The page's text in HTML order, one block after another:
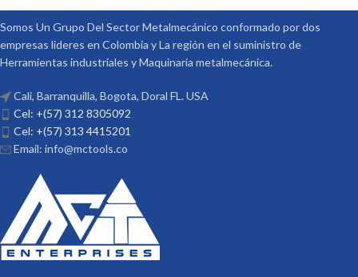
Somos Un Grupo Del Sector Metalmecánico conformado por dos
empresas lideres en Colombia y La región en el suministro de
Herramientas industriales y Maquinaria metalmecánica.
Cali, Barranquilla, Bogota, Doral FL. USA
Cel: +(57) 312 8305092
Cel: +(57) 313 4415201
Email: info@mctools.co